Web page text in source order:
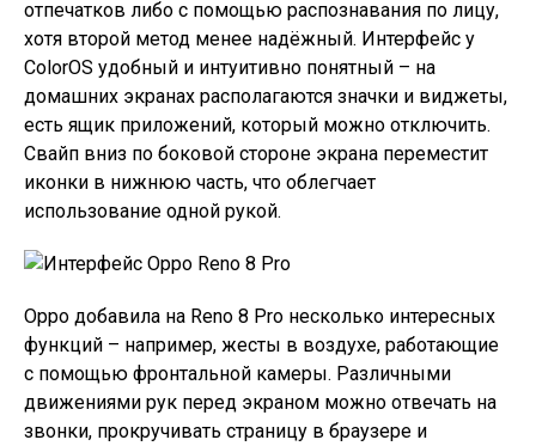
отпечатков либо с помощью распознавания по лицу,
хотя второй метод менее надёжный. Интерфейс у
ColorOS удобный и интуитивно понятный – на
домашних экранах располагаются значки и виджеты,
есть ящик приложений, который можно отключить.
Свайп вниз по боковой стороне экрана переместит
иконки в нижнюю часть, что облегчает
использование одной рукой.
Oppo добавила на Reno 8 Pro несколько интересных
функций – например, жесты в воздухе, работающие
с помощью фронтальной камеры. Различными
движениями рук перед экраном можно отвечать на
звонки, прокручивать страницу в браузере и